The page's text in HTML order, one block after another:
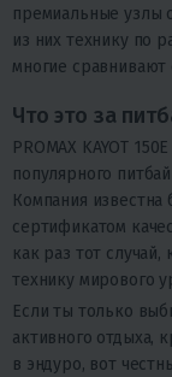
премиальные узлы
из них технику по
многие
Что это за
PROMAX KAYOT
популярного
Компания
сертификатом
как раз тот
технику мирового
Если ты только
активного отдыха,
в эндуро, вот